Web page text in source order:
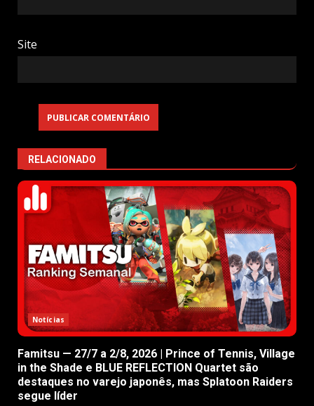
Site
RELACIONADO
Notícias
Famitsu — 27/7 a 2/8, 2026 | Prince of Tennis, Village
in the Shade e BLUE REFLECTION Quartet são
destaques no varejo japonês, mas Splatoon Raiders
segue líder